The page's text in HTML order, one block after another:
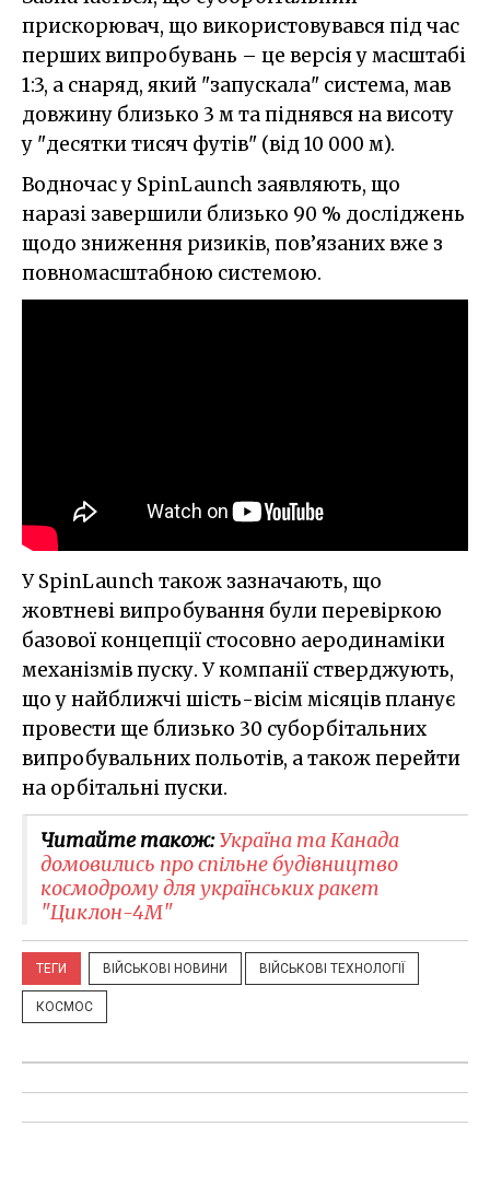
прискорювач, що використовувався під час
перших випробувань – це версія у масштабі
1:3, а снаряд, який "запускала" система, мав
довжину близько 3 м та піднявся на висоту
у "десятки тисяч футів" (від 10 000 м).
Водночас у SpinLaunch заявляють, що
наразі завершили близько 90 % досліджень
щодо зниження ризиків, пов’язаних вже з
повномасштабною системою.
У SpinLaunch також зазначають, що
жовтневі випробування були перевіркою
базової концепції стосовно аеродинаміки
механізмів пуску. У компанії стверджують,
що у найближчі шість-вісім місяців планує
провести ще близько 30 суборбітальних
випробувальних польотів, а також перейти
на орбітальні пуски.
Читайте також:Україна та Канада
домовились про спільне будівництво
космодрому для українських ракет
"Циклон-4М"
ТЕГИ ВІЙСЬКОВІ НОВИНИ ВІЙСЬКОВІ ТЕХНОЛОГІЇ
КОСМОС